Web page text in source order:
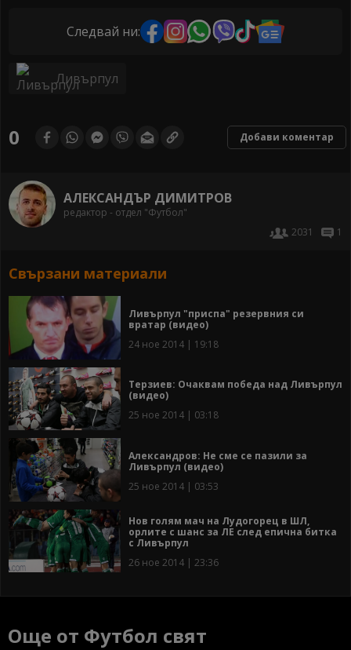
Следвай ни:
Ливърпул
0 Добави коментар
АЛЕКСАНДЪР ДИМИТРОВ
редактор - отдел "Футбол"
2031
1
Свързани материали
Ливърпул "приспа" резервния си
вратар (видео)
24 ное 2014 | 19:18
Терзиев: Очаквам победа над Ливърпул
(видео)
25 ное 2014 | 03:18
Александров: Не сме се пазили за
Ливърпул (видео)
25 ное 2014 | 03:53
Нов голям мач на Лудогорец в ШЛ,
орлите с шанс за ЛЕ след епична битка
с Ливърпул
26 ное 2014 | 23:36
Още от Футбол свят